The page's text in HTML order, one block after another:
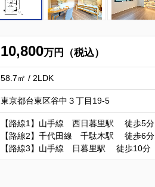
10,800万円（税込）
58.7㎡ / 2LDK
東京都台東区谷中３丁目19-5
【路線1】山手線 西日暮里駅 徒歩5分
【路線2】千代田線 千駄木駅 徒歩6分
【路線3】山手線 日暮里駅 徒歩10分